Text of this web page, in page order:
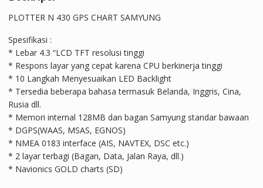
PLOTTER N 430 GPS CHART SAMYUNG
Spesifikasi :
* Lebar 4.3 “LCD TFT resolusi tinggi
* Respons layar yang cepat karena CPU berkinerja tinggi
* 10 Langkah Menyesuaikan LED Backlight
* Tersedia beberapa bahasa termasuk Belanda, Inggris, Cina,
Rusia dll.
* Memori internal 128MB dan bagan Samyung standar bawaan
* DGPS(WAAS, MSAS, EGNOS)
* NMEA 0183 interface (AIS, NAVTEX, DSC etc.)
* 2 layar terbagi (Bagan, Data, Jalan Raya, dll.)
* Navionics GOLD charts (SD)